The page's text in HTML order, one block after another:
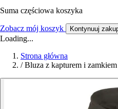
Suma częściowa koszyka
Zobacz mój koszyk Kontynuuj
Loading...
Strona główna
/ Bluza z kapturem i